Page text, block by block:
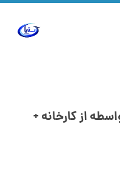
از کارخانه +